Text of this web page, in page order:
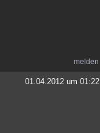
melden
01.04.2012 um 01:22